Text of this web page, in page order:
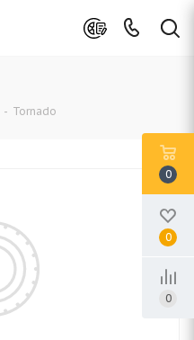
- Tornado
0
0
0